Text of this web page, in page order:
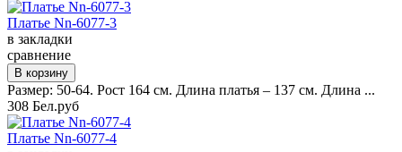
Платье Nn-6077-3
в закладки
сравнение
Размер: 50-64. Рост 164 см. Длина платья – 137 см. Длина ...
308 Бел.руб
Платье Nn-6077-4